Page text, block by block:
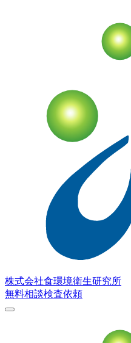
株式会社食環境衛生研究所
無料相談検査依頼